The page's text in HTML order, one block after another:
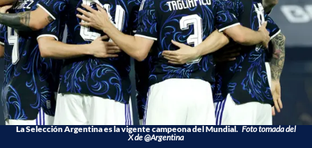
La Selección Argentina es la vigente campeona del Mundial. Foto tomada del
X de @Argentina